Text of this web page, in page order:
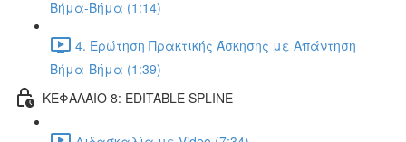
Βήμα-Βήμα (1:14)
4. Ερώτηση Πρακτικής Άσκησης με Απάντηση
Βήμα-Βήμα (1:39)
ΚΕΦΑΛΑΙΟ 8: EDITABLE SPLINE